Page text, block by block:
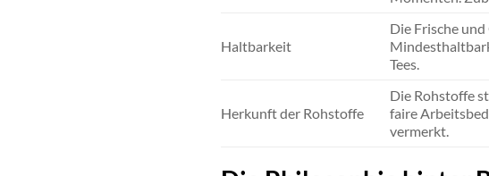
Haltbarkeit
Die Frische
Tees.
Herkunft der Rohstoffe
Die Rohstoffe
faire
vermerkt.